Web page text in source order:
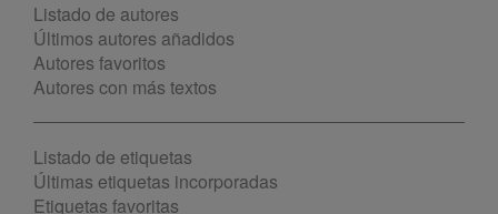
Listado de autores
Últimos autores añadidos
Autores favoritos
Autores con más textos
Listado de etiquetas
Últimas etiquetas incorporadas
Etiquetas favoritas